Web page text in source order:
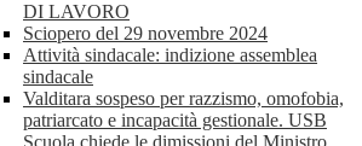
DI LAVORO
Sciopero del 29 novembre 2024
Attività sindacale: indizione assemblea
sindacale
Valditara sospeso per razzismo, omofobia,
patriarcato e incapacità gestionale. USB